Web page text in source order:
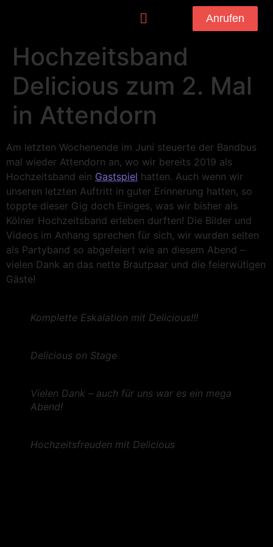
Anrufen
Hochzeitsband
Delicious zum 2. Mal
in Attendorn
Am letzten Wochenende im Juni steuerte der Bandbus
mal wieder Attendorn an, wo wir bereits 2019 als
Hochzeitsband ein Gastspiel hatten. Auch wenn wir
unseren letzten Auftritt in guter Erinnerung hatten, so
toppte dieser Gig doch Einiges, was wir bisher als
Kölner Hochzeitsband erleben durften! Die Bilder und
Videos im Anhang sprechen für sich, wir wurden selten
als Partyband so abgefeiert wie an diesem Abend –
vielen Dank an das nette Brautpaar und die feierwütigen
Gäste!
Komplette Eskalation mit Delicious!!!
Delicious on Stage
Vielen Dank – auch für uns war es ein mega
Abend!
Hochzeitsfreuden mit Delicious